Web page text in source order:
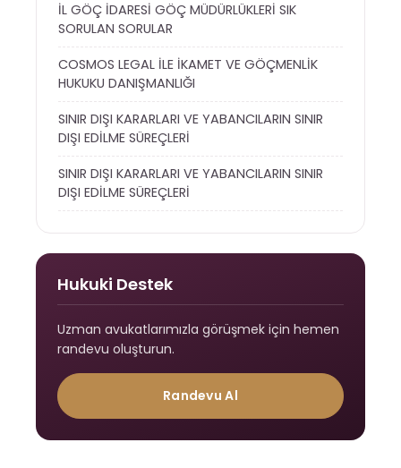
İL GÖÇ İDARESİ GÖÇ MÜDÜRLÜKLERİ SIK
SORULAN SORULAR
COSMOS LEGAL İLE İKAMET VE GÖÇMENLİK
HUKUKU DANIŞMANLIĞI
SINIR DIŞI KARARLARI VE YABANCILARIN SINIR
DIŞI EDİLME SÜREÇLERİ
SINIR DIŞI KARARLARI VE YABANCILARIN SINIR
DIŞI EDİLME SÜREÇLERİ
Hukuki Destek
Uzman avukatlarımızla görüşmek için hemen
randevu oluşturun.
Randevu Al